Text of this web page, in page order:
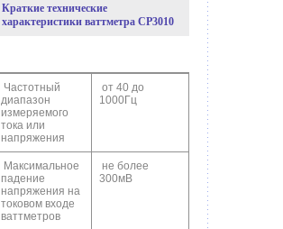
Краткие технические
характеристики ваттметра СР3010
Частотный
диапазон
измеряемого
тока или
напряжения
от 40 до
1000Гц
Максимальное
падение
напряжения на
токовом входе
ваттметров
не более
300мВ